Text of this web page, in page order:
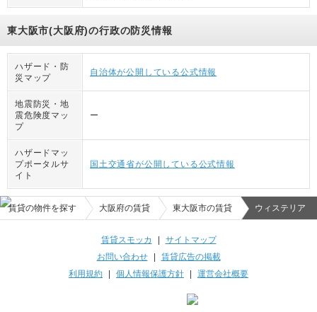
東大阪市(大阪府)の行政の防災情報
ハザード・防
災マップ
自治体が公開している公式情報
地震防災・地
震危険度マッ
プ
ー
ハザードマッ
プポータルサ
イト
国土交通省が公開している公式情報
賃貸の物件を探す 大阪府の賃貸 東大阪市の賃貸 ウィステリア
賃貸スモッカ | サイトマップ
お問い合わせ| 賃貸広告の掲載
利用規約 | 個人情報保護方針 | 運営会社概要